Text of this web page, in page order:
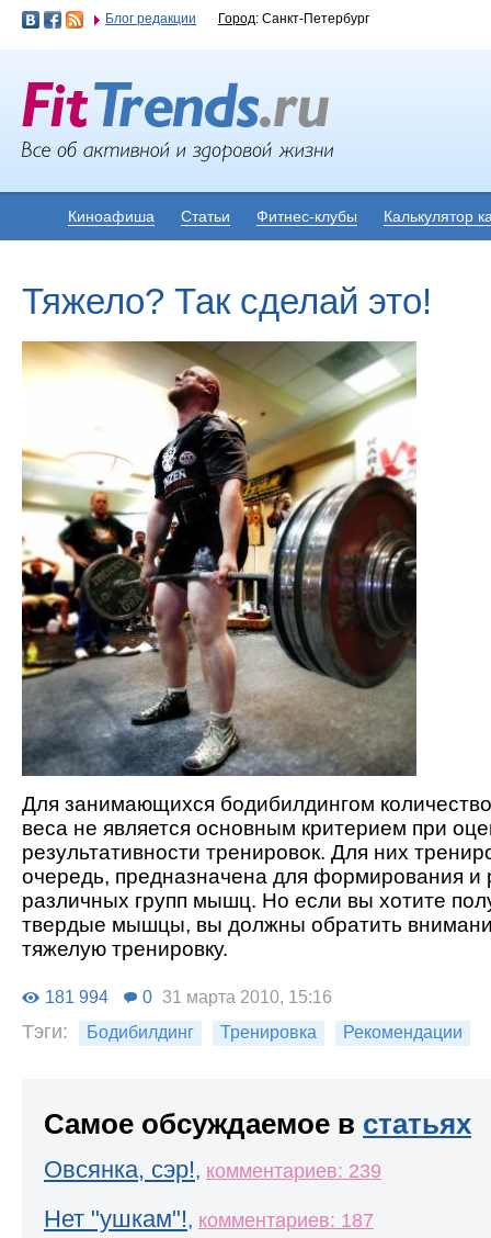
Блог редакции Город: Санкт-Петербург
Киноафиша Статьи Фитнес-клубы Калькулятор
Тяжело? Так сделай это!
Для занимающихся бодибилдингом
веса не является основным критерием при
результативности тренировок. Для них
очередь, предназначена для формирования и
различных групп мышц. Но если вы хотите
твердые мышцы, вы должны обратить
тяжелую тренировку.
181 994 0 31 марта 2010, 15:16
Тэги: Бодибилдинг Тренировка Рекомендации
Самое обсуждаемое в статьях
Овсянка, сэр!, комментариев: 239
Нет "ушкам"!, комментариев: 187